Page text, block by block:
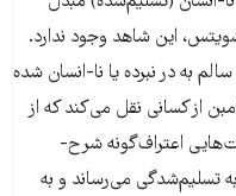
این شاهد وجود ندارد.
به در نبرده یا نا-انسان شده
از کسانی نقل می‌کند که از
اعتراف‌گونه شرح-
تسلیم‌شدگی می‌رساند و به